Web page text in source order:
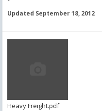
Updated September 18, 2012
Heavy Freight.pdf